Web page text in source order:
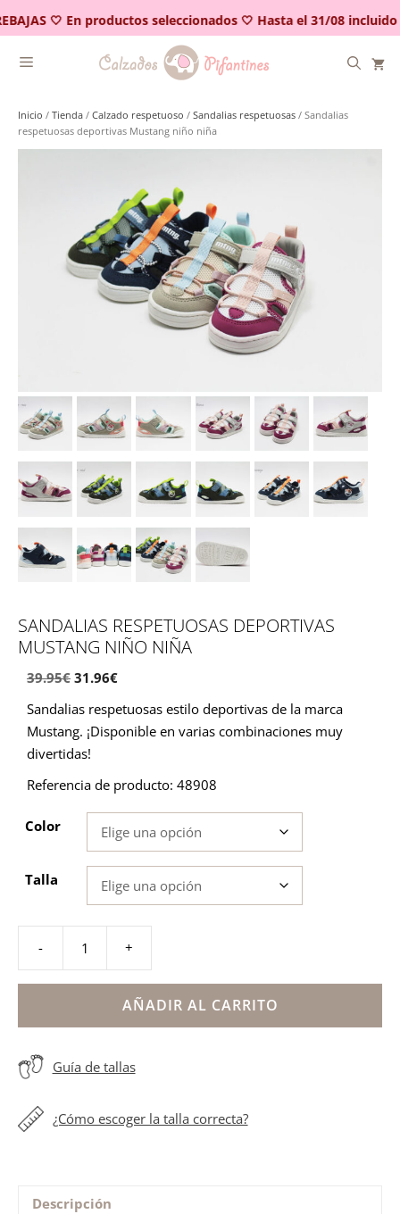
🤍 En productos seleccionados 🤍 Hasta el 31/08 incluido
al
contenido
Inicio / Tienda / Calzado respetuoso / Sandalias respetuosas / Sandalias
respetuosas deportivas Mustang niño niña
SANDALIAS RESPETUOSAS DEPORTIVAS
MUSTANG NIÑO NIÑA
39.95€ El
original
era:
31.96€El
Sandalias respetuosas estilo deportivas de la marca
Mustang. ¡Disponible en varias combinaciones muy
divertidas!
Referencia de producto: 48908
Color
Talla
-
respetuosas
deportivas
Mustang
+
AÑADIR AL CARRITO
Guía de tallas
¿Cómo escoger la talla correcta?
Descripción